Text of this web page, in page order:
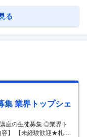
る
集 業界トップシェ
座の生徒募集 ◎業界ト
容】 【未経験歓迎★札